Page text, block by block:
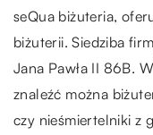
seQua biżuteria,
biżuterii. Siedziba
Jana Pawła II 86B.
znaleźć można
czy nieśmiertelniki z